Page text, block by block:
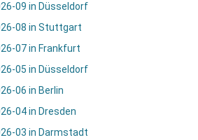
09 in Düsseldorf
08 in Stuttgart
07 in Frankfurt
05 in Düsseldorf
06 in Berlin
04 in Dresden
03 in Darmstadt